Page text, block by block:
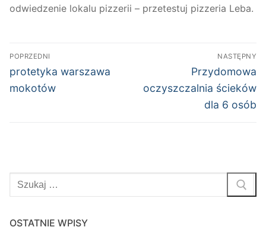
odwiedzenie lokalu pizzerii – przetestuj pizzeria Leba.
Nawigacja
wpisu
POPRZEDNI
Poprzedni
wpis:
protetyka warszawa
mokotów
NASTĘPNY
Następny
wpis:
Przydomowa
oczyszczalnia ścieków
dla 6 osób
Szukaj:
OSTATNIE WPISY